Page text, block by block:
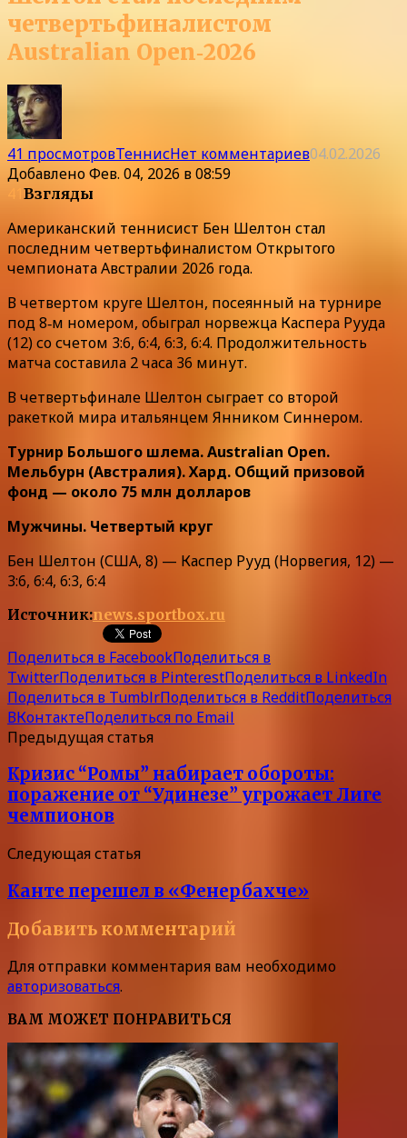
четвертьфиналистом
Australian Open‑2026
41 просмотровТеннисНет комментариев04.02.2026
ДобавленоФев. 04, 2026 в 08:59
Взгляды
Американский теннисист Бен Шелтон стал
последним четвертьфиналистом Открытого
чемпионата Австралии 2026 года.
В четвертом круге Шелтон, посеянный на турнире
под 8‑м номером, обыграл норвежца Каспера Рууда
(12) со счетом 3:6, 6:4, 6:3, 6:4. Продолжительность
матча составила 2 часа 36 минут.
В четвертьфинале Шелтон сыграет со второй
ракеткой мира итальянцем Янником Синнером.
Турнир Большого шлема. Australian Open.
Мельбурн (Австралия). Хард. Общий призовой
фонд — около 75 млн долларов
Мужчины. Четвертый круг
Бен Шелтон (США, 8) — Каспер Рууд (Норвегия, 12) —
3:6, 6:4, 6:3, 6:4
Источник:news.sportbox.ru
Поделиться в FacebookПоделиться в
TwitterПоделиться в PinterestПоделиться в LinkedIn
Поделиться в TumblrПоделиться в RedditПоделиться
ВКонтактеПоделиться по Email
Предыдущая статья
Кризис “Ромы” набирает обороты:
поражение от “Удинезе” угрожает Лиге
чемпионов
Следующая статья
Канте перешел в «Фенербахче»
Добавить комментарий
Для отправки комментария вам необходимо
авторизоваться.
ВАМ МОЖЕТ ПОНРАВИТЬСЯ